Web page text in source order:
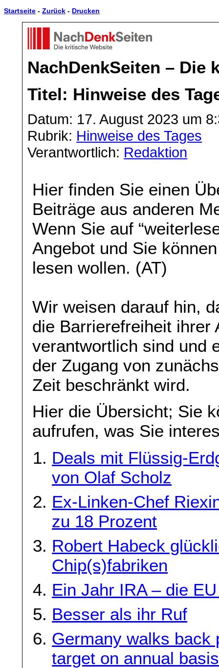
Startseite - Zurück - Drucken
NachDenkSeiten – Die
Titel: Hinweise des
Datum: 17. August 2023 um
Rubrik: Hinweise des Tages
Verantwortlich: Redaktion
Hier finden Sie einen
Beiträge aus anderen
Wenn Sie auf
Angebot und Sie
lesen wollen. (AT)
Wir weisen darauf hin,
die Barrierefreiheit ihrer
verantwortlich sind und
der Zugang von
Zeit beschränkt wird.
Hier die Übersicht; Sie
aufrufen, was Sie
Deals mit Flüssig-
von Olaf Scholz
Ex-Linken-Chef
zu 18 Prozent
Robert Habeck
Chip(s)fabriken
Ein Jahr IRA – die
Besser als ihr Ruf
Germany walks back
target on annual basis